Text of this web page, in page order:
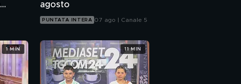
agosto
PUNTATA INTERA 07 ago | Canale 5
1 MIN 11 MIN